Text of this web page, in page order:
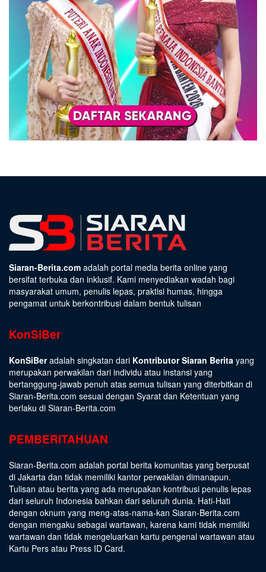
Siaran-Berita.com adalah portal media berita online yang
bersifat terbuka dan inklusif. Kami menyediakan wadah bagi
masyarakat umum, penulis lepas, praktisi humas, hingga
pengamat untuk berkontribusi dalam bentuk tulisan
KonSiBer
KonSiBeradalah singkatan dari Kontributor Siaran Berita yang
merupakan perwakilan dari individu atau instansi yang
bertanggung-jawab penuh atas semua tulisan yang diterbitkan di
Siaran-Berita.com sesuai dengan Syarat dan Ketentuan yang
berlaku di Siaran-Berita.com
PEMBERITAHUAN
Siaran-Berita.com adalah portal berita komunitas yang berpusat
di Jakarta dan tidak memiliki kantor perwakilan dimanapun.
Tulisan atau berita yang ada merupakan kontribusi penulis lepas
dari seluruh Indonesia bahkan dari seluruh dunia. Hati-Hati
dengan oknum yang meng-atas-nama-kan Siaran-Berita.com
dengan mengaku sebagai wartawan, karena kami tidak memiliki
wartawan dan tidak mengeluarkan kartu pengenal wartawan atau
Kartu Pers atau Press ID Card.